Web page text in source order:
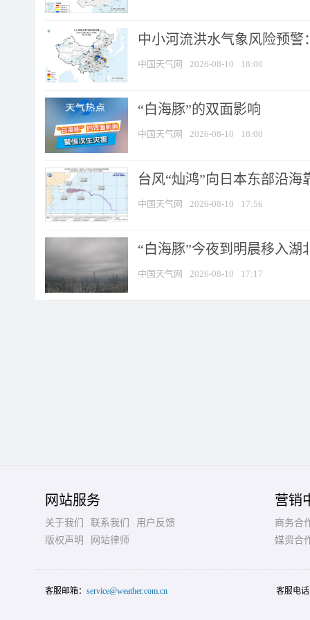
中小河流洪水气象风险预
中国天气网 2026-08-10 18:00
​“白海豚”的双面影响
中国天气网 2026-08-10 18:00
台风“灿鸿”向日本东部沿海
中国天气网 2026-08-10 17:56
“白海豚”今夜到明晨移入湖
中国天气网 2026-08-10 17:17
网站服务
关于我们 联系我们
用户反馈
版权声明
网站律师
营销
商务合
媒资合
客服邮箱： service@weather.com.cn 客服电